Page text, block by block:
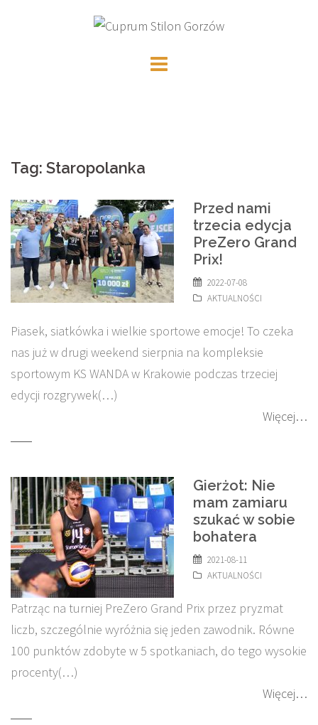
Tag: Staropolanka
Przed nami
trzecia edycja
PreZero Grand
Prix!
2022-07-08
AKTUALNOŚCI
Piasek, siatkówka i wielkie sportowe emocje! To czeka
nas już w drugi weekend sierpnia na kompleksie
sportowym KS WANDA w Krakowie podczas trzeciej
edycji rozgrywek(…)
Więcej…
Gierżot: Nie
mam zamiaru
szukać w sobie
bohatera
2021-08-11
AKTUALNOŚCI
Patrząc na turniej PreZero Grand Prix przez pryzmat
liczb, szczególnie wyróżnia się jeden zawodnik. Równe
100 punktów zdobyte w 5 spotkaniach, do tego wysokie
procenty(…)
Więcej…